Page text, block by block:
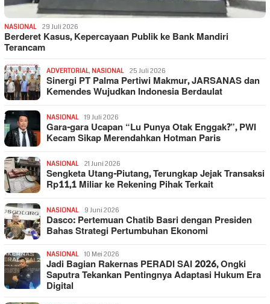
NASIONAL 29 Juli 2026
Berderet Kasus, Kepercayaan Publik ke Bank Mandiri
Terancam
ADVERTORIAL, NASIONAL 25 Juli 2026
Sinergi PT Palma Pertiwi Makmur, JARSANAS dan
Kemendes Wujudkan Indonesia Berdaulat
NASIONAL 19 Juli 2026
Gara-gara Ucapan “Lu Punya Otak Enggak?”, PWI
Kecam Sikap Merendahkan Hotman Paris
NASIONAL 21 Juni 2026
Sengketa Utang-Piutang, Terungkap Jejak Transaksi
Rp11,1 Miliar ke Rekening Pihak Terkait
NASIONAL 9 Juni 2026
Dasco: Pertemuan Chatib Basri dengan Presiden
Bahas Strategi Pertumbuhan Ekonomi
NASIONAL 10 Mei 2026
Jadi Bagian Rakernas PERADI SAI 2026, Ongki
Saputra Tekankan Pentingnya Adaptasi Hukum Era
Digital